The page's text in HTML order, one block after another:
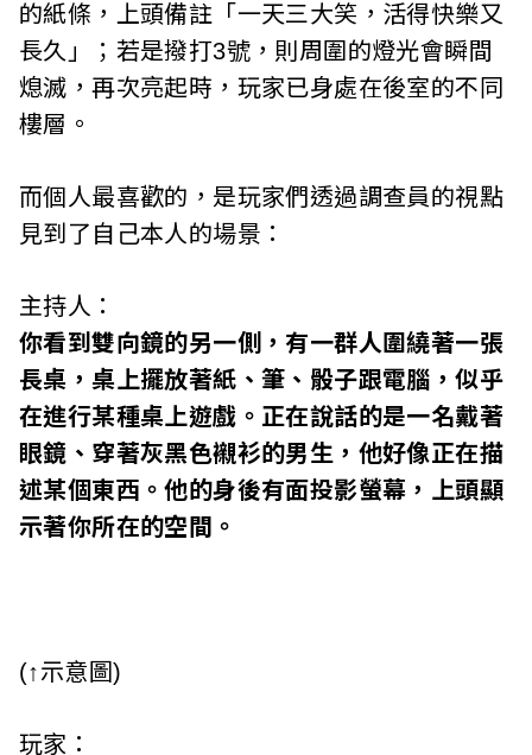
的紙條，上頭備註「一天三大笑，活得快樂又
長久」；若是撥打3號，則周圍的燈光會瞬間
熄滅，再次亮起時，玩家已身處在後室的不同
樓層。
而個人最喜歡的，是玩家們透過調查員的視點
見到了自己本人的場景：
主持人：
你看到雙向鏡的另一側，有一群人圍繞著一張
長桌，桌上擺放著紙、筆、骰子跟電腦，似乎
在進行某種桌上遊戲。正在說話的是一名戴著
眼鏡、穿著灰黑色襯衫的男生，他好像正在描
述某個東西。他的身後有面投影螢幕，上頭顯
示著你所在的空間。
(↑示意圖)
玩家：